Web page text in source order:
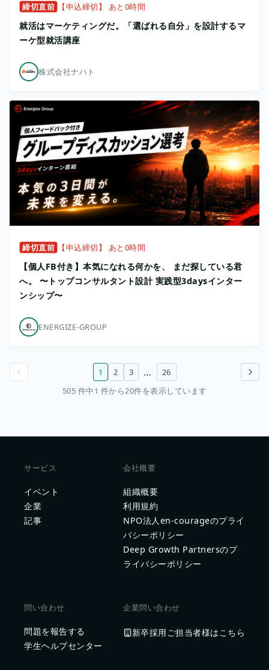
締切直前 【申込締切】 あと0時間
就活はマーケティングだ。「選ばれる自分」を設計するマ
ーケ型就活講座
株式会社ナハト
締切直前 【申込締切】 あと0時間
【個人FB付き】本気になれる何かを、 まだ探している君
へ。 〜トップコンサルタント設計 実践型3daysインター
ンシップ〜
ENERGIZE-GROUP
次のページ
1 2 3 …
26
505 件中1 件から20件を表示しています
サービス
イベント
企業
記事
会社概要
組織概要
利用規約
NPO法人en-courageのプライ
バシーポリシー
Deep Growth Partnersのプ
ライバシーポリシー
問い合わせ
問題を報告する
学生ヘルプセンター
企業問い合わせ
新卒採用ご担当者様はこちら